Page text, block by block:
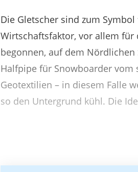
Die Gletscher sind zum
Wirtschaftsfaktor, vor allem für
begonnen, auf dem
Halfpipe für Snowboarder vom
Geotextilien – in diesem Falle
so den Untergrund kühl. Die